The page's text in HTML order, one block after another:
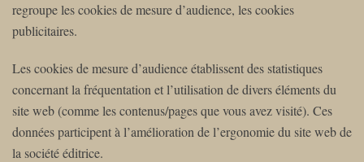
regroupe les cookies de mesure d’audience, les cookies
publicitaires.
Les cookies de mesure d’audience établissent des statistiques
concernant la fréquentation et l’utilisation de divers éléments du
site web (comme les contenus/pages que vous avez visité). Ces
données participent à l’amélioration de l’ergonomie du site web de
la société éditrice.